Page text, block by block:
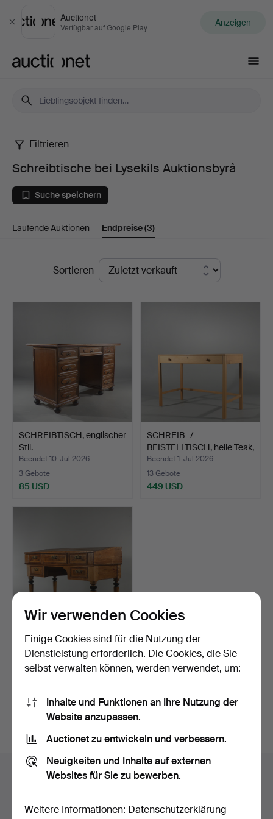
Schließen
Auctionet
Verfügbar auf Google Play Anzeigen
Schreibtische
bei
Lysekils
Auktionsbyrå
Filtrieren
Schreibtische bei Lysekils Auktionsbyrå
Suche speichern
Laufende Auktionen Endpreise(3)
EndpreiseSortieren
SCHREIBTISCH, englischer
Stil.
Beendet 10. Jul 2026
3 Gebote
85 USD
SCHREIB- /
BEISTELLTISCH, helle Teak,
"Dip…
Beendet 1. Jul 2026
13 Gebote
449 USD
SCHREIBTISCH, spätes 19.
Jahrhundert.
Beendet 28. Dez 2025
Suche speichern
Auktionsarchiv
Auktionen.
Wir verwenden Cookies
Einige Cookies sind für die Nutzung der
Dienstleistung erforderlich. Die Cookies, die Sie
selbst verwalten können, werden verwendet, um:
Inhalte und Funktionen an Ihre Nutzung der
Website anzupassen.
Auctionet zu entwickeln und verbessern.
Neuigkeiten und Inhalte auf externen
Websites für Sie zu bewerben.
Weitere Informationen: Datenschutzerklärung